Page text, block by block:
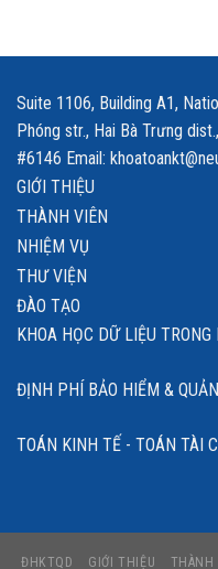
Suite 1106, Building A1,
Phóng str., Hai Bà Trưng
#6146 Email:
GIỚI THIỆU
THÀNH VIÊN
NHIỆM VỤ
THƯ VIỆN
ĐÀO TẠO
KHOA HỌC DỮ LIỆU
ĐỊNH PHÍ BẢO HIỂM &
TOÁN KINH TẾ - TOÁN TÀI
ĐHKTQD GIỚI THIỆU THÀNH